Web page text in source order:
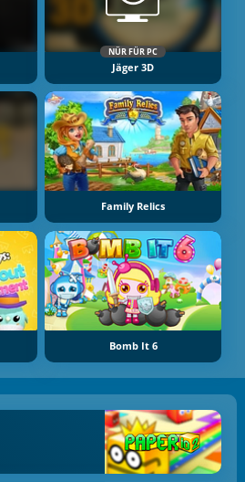
NÜR FÜR PC
Jäger 3D
Family Relics
Bomb It 6